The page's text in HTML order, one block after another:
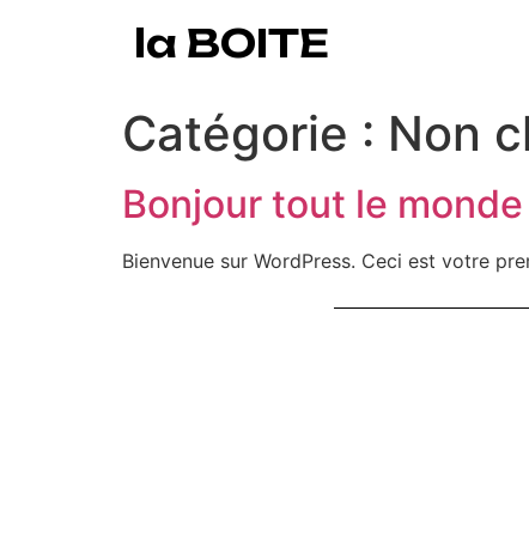
la BOITE
Catégorie : Non
Bonjour tout le monde
Bienvenue sur WordPress. Ceci est votre